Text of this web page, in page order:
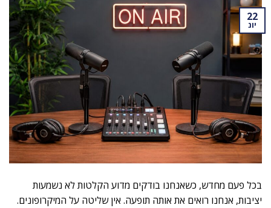
22
יונ
בכל פעם מחדש, כשאנחנו בודקים מדוע הקלטות לא נשמעות
יציבות, אנחנו רואים את אותה תופעה. אין שליטה על המיקרופונים.